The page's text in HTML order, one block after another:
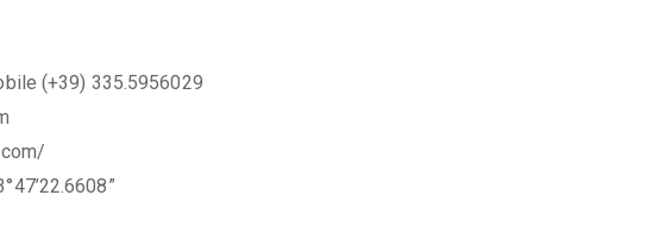
(+39) 335.5956029